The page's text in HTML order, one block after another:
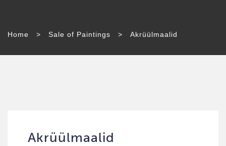
CATEGORY:
Home > Sale of Paintings > Akrüülmaalid
Akrüülmaalid